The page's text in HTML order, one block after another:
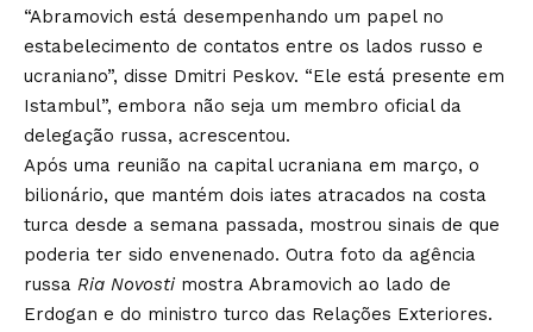
“Abramovich está desempenhando um papel no
estabelecimento de contatos entre os lados russo e
ucraniano”, disse Dmitri Peskov. “Ele está presente em
Istambul”, embora não seja um membro oficial da
delegação russa, acrescentou.
Após uma reunião na capital ucraniana em março, o
bilionário, que mantém dois iates atracados na costa
turca desde a semana passada, mostrou sinais de que
poderia ter sido envenenado. Outra foto da agência
russa Ria Novosti mostra Abramovich ao lado de
Erdogan e do ministro turco das Relações Exteriores.